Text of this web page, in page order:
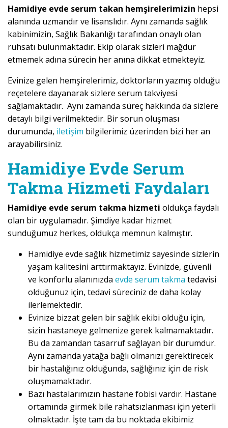
Hamidiye evde serum takan hemşirelerimizin hepsi
alanında uzmandır ve lisanslıdır. Aynı zamanda sağlık
kabinimizin, Sağlık Bakanlığı tarafından onaylı olan
ruhsatı bulunmaktadır. Ekip olarak sizleri mağdur
etmemek adına sürecin her anına dikkat etmekteyiz.
Evinize gelen hemşirelerimiz, doktorların yazmış olduğu
reçetelere dayanarak sizlere serum takviyesi
sağlamaktadır. Aynı zamanda süreç hakkında da sizlere
detaylı bilgi verilmektedir. Bir sorun oluşması
durumunda, iletişim bilgilerimiz üzerinden bizi her an
arayabilirsiniz.
Hamidiye Evde Serum
Takma Hizmeti Faydaları
Hamidiye evde serum takma hizmeti oldukça faydalı
olan bir uygulamadır. Şimdiye kadar hizmet
sunduğumuz herkes, oldukça memnun kalmıştır.
Hamidiye evde sağlık hizmetimiz sayesinde sizlerin
yaşam kalitesini arttırmaktayız. Evinizde, güvenli
ve konforlu alanınızda evde serum takma tedavisi
olduğunuz için, tedavi süreciniz de daha kolay
ilerlemektedir.
Evinize bizzat gelen bir sağlık ekibi olduğu için,
sizin hastaneye gelmenize gerek kalmamaktadır.
Bu da zamandan tasarruf sağlayan bir durumdur.
Aynı zamanda yatağa bağlı olmanızı gerektirecek
bir hastalığınız olduğunda, sağlığınız için de risk
oluşmamaktadır.
Bazı hastalarımızın hastane fobisi vardır. Hastane
ortamında girmek bile rahatsızlanması için yeterli
olmaktadır. İşte tam da bu noktada ekibimiz